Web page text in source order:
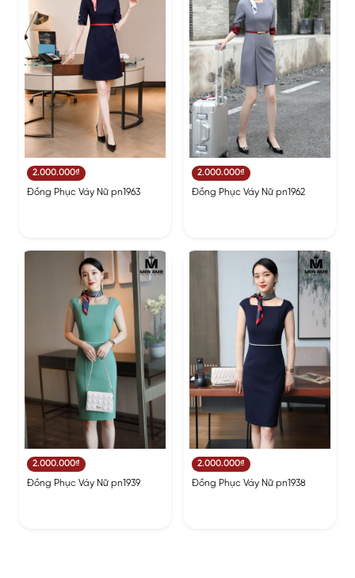
2.000.000₫
Đồng Phục Váy Nữ pn1963
2.000.000₫
Đồng Phục Váy Nữ pn1962
2.000.000₫
Đồng Phục Váy Nữ pn1939
2.000.000₫
Đồng Phục Váy Nữ pn1938